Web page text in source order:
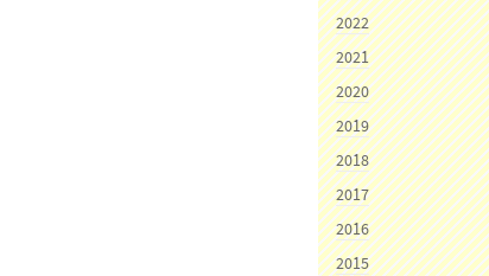
2022
2021
2020
2019
2018
2017
2016
2015